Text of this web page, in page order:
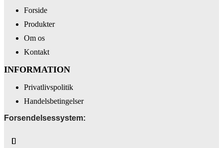
Forside
Produkter
Om os
Kontakt
INFORMATION
Privatlivspolitik
Handelsbetingelser
Forsendelsessystem: